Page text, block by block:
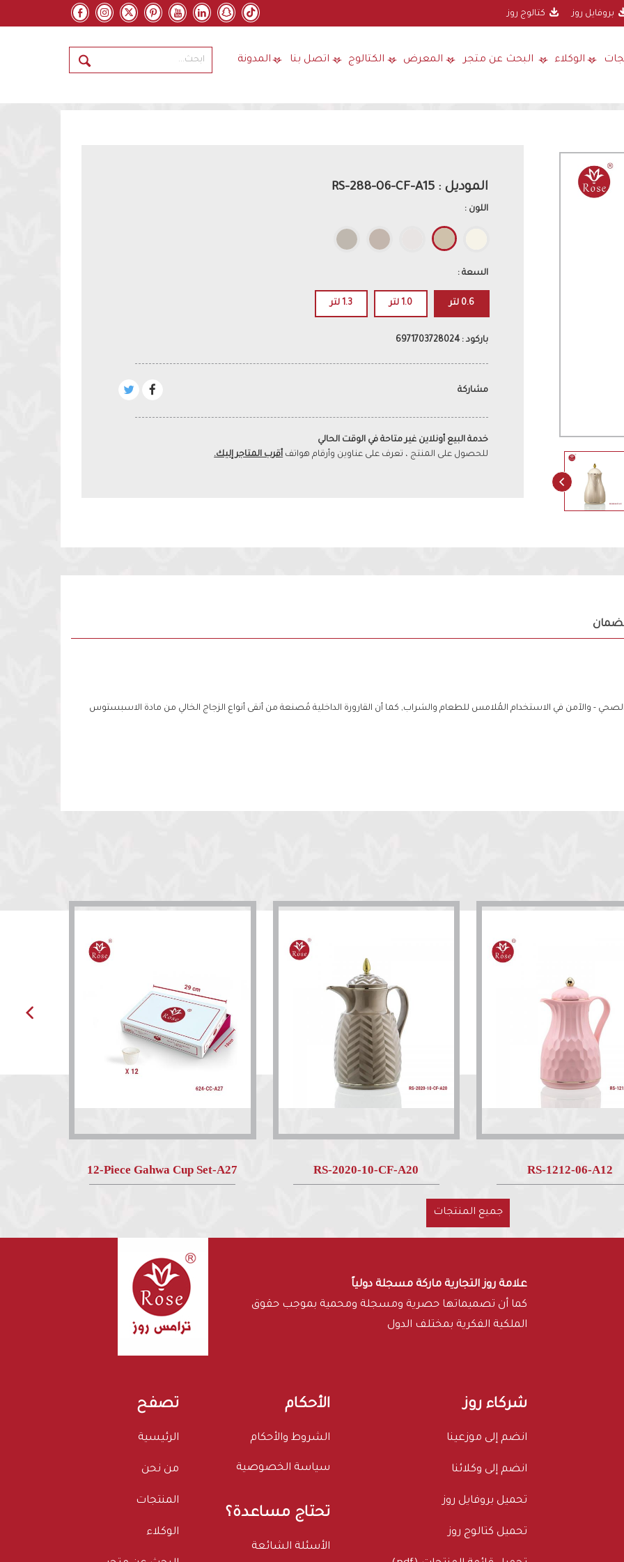
بروفايل روز كتالوج روز
الوكلاء البحث عن متجر المعرض الكتالوج اتصل بنا المدونة
الموديل : RS-288-06-CF-A15
اللون :
السعة :
0.6 لتر 1.0 لتر 1.3 لتر
باركود : 6971703728024
مشاركة
خدمة البيع أونلاين غير متاحة في الوقت الحالي
للحصول على المنتج ، تعرف على عناوين وأرقام هواتفأقرب المتاجر إليك.
- والآمن في الاستخدام المُلامس للطعام والشراب, كما أن القارورة الداخلية مُصنعة من أنقى أنواع الزجاج الخالي من مادة الاسبستوس
12-Piece Gahwa Cup Set-A27 RS-2020-10-CF-A20 RS-1212-06-A12
جميع المنتجات
علامة روز التجارية ماركة مسجلة دولياً
كما أن تصميماتها حصرية ومسجلة ومحمية بموجب حقوق
الملكية الفكرية بمختلف الدول
تصفح
الرئيسية
من نحن
المنتجات
الوكلاء
الأحكام
الشروط والأحكام
سياسة الخصوصية
تحتاج مساعدة؟
الأسئلة الشائعة
شركاء روز
انضم إلى موزعينا
انضم إلى وكلائنا
تحميل بروفايل روز
تحميل كتالوج روز